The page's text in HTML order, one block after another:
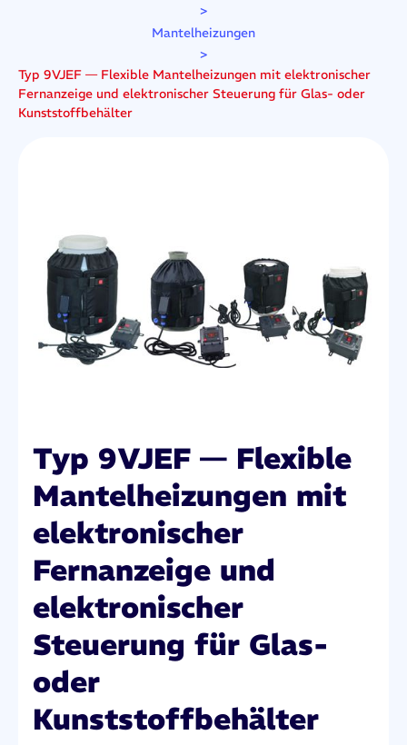
>
Mantelheizungen
>
Typ 9VJEF — Flexible Mantelheizungen mit elektronischer
Fernanzeige und elektronischer Steuerung für Glas- oder
Kunststoffbehälter
Typ 9VJEF — Flexible
Mantelheizungen mit
elektronischer
Fernanzeige und
elektronischer
Steuerung für Glas-
oder
Kunststoffbehälter